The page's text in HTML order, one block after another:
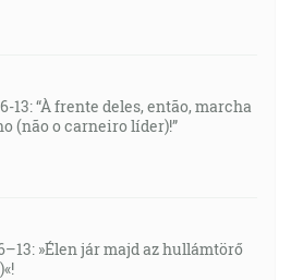
13: “À frente deles, então, marcha
(não o carneiro líder)!”
»Élen jár majd az hullámtörő